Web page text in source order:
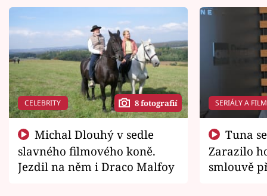
CELEBRITY 8 fotografií
slavného filmového koně.
Jezdil na něm i Draco Malfoy
SERIÁLY A
Zarazilo
smlouvě